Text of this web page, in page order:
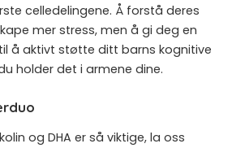
celledelingene. Å forstå deres
mer stress, men å gi deg en
å aktivt støtte ditt barns kognitive
holder det i armene dine.
og DHA er så viktige, la oss